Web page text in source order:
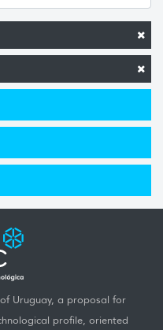
Uruguay, a proposal for
profile, oriented